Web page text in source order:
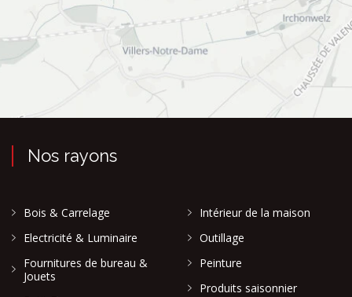
Nos rayons
Bois & Carrelage
Electricité & Luminaire
Fournitures de bureau &
Jouets
Intérieur de la maison
Outillage
Peinture
Produits saisonnier